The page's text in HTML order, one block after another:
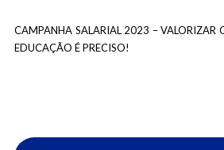
CAMPANHA SALARIAL 2023 – VALORIZAR
EDUCAÇÃO É PRECISO!